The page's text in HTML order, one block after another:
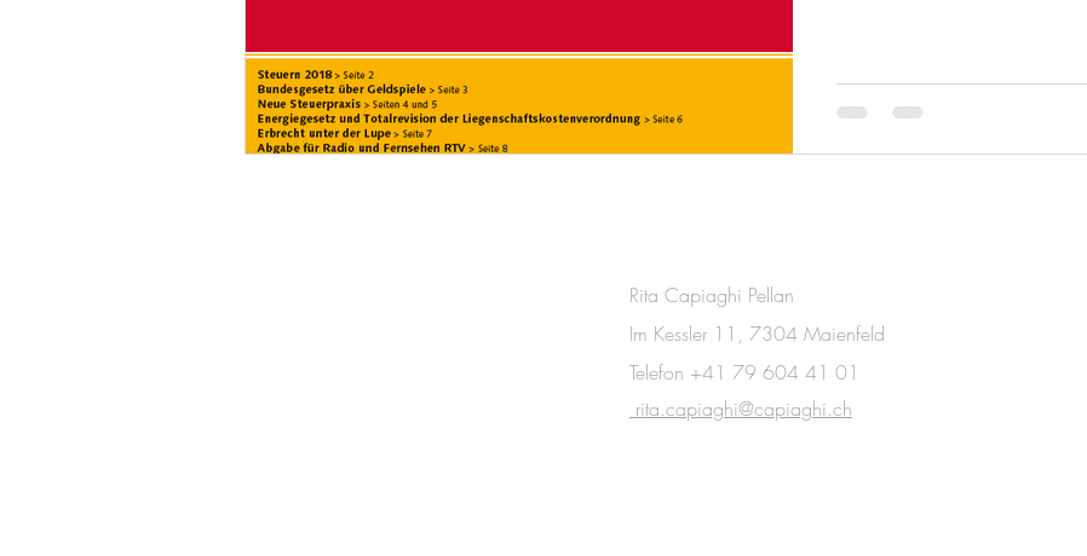
Rita Capiaghi Pellan
Im Kessler 11, 7304 Maienfeld
Telefon +41 79 604 41 01
rita.capiaghi@capiaghi.ch